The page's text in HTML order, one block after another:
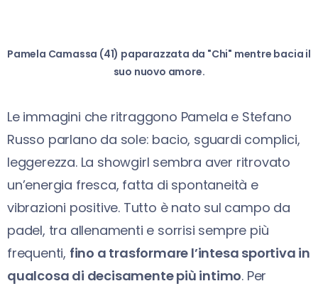
Pamela Camassa (41) paparazzata da "Chi" mentre bacia il
suo nuovo amore.
Le immagini che ritraggono Pamela e Stefano
Russo parlano da sole: bacio, sguardi complici,
leggerezza. La showgirl sembra aver ritrovato
un’energia fresca, fatta di spontaneità e
vibrazioni positive. Tutto è nato sul campo da
padel, tra allenamenti e sorrisi sempre più
frequenti, fino a trasformare l’intesa sportiva in
qualcosa di decisamente più intimo. Per